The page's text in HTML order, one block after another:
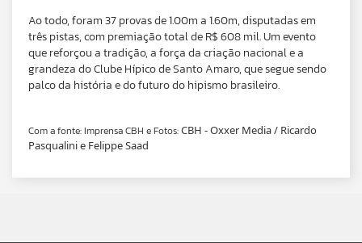
Ao todo, foram 37 provas de 1.00m a 1.60m, disputadas em
três pistas, com premiação total de R$ 608 mil. Um evento
que reforçou a tradição, a força da criação nacional e a
grandeza do Clube Hípico de Santo Amaro, que segue sendo
palco da história e do futuro do hipismo brasileiro.
Com a fonte: Imprensa CBH e Fotos:CBH - Oxxer Media / Ricardo
Pasqualini e Felippe Saad